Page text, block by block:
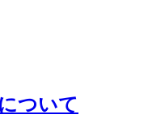
ついて